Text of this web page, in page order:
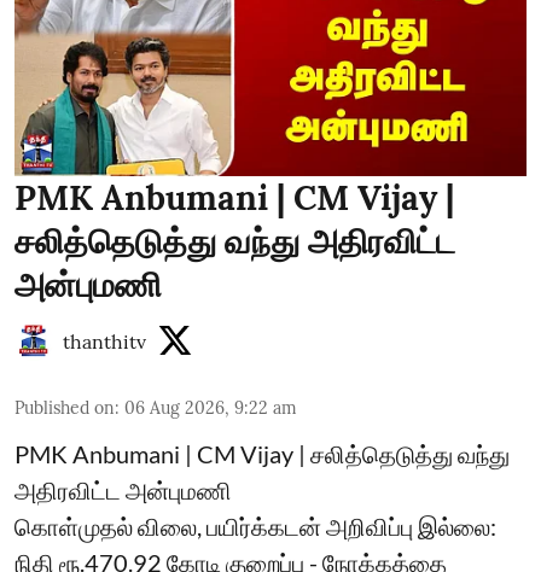
PMK Anbumani | CM Vijay |
சலித்தெடுத்து வந்து அதிரவிட்ட
அன்புமணி
thanthitv
Published on: 06 Aug 2026, 9:22 am
PMK Anbumani | CM Vijay | சலித்தெடுத்து வந்து
அதிரவிட்ட அன்புமணி
கொள்முதல் விலை, பயிர்க்கடன் அறிவிப்பு இல்லை:
நிதி ரூ.470.92 கோடி குறைப்பு - நோக்கத்தை